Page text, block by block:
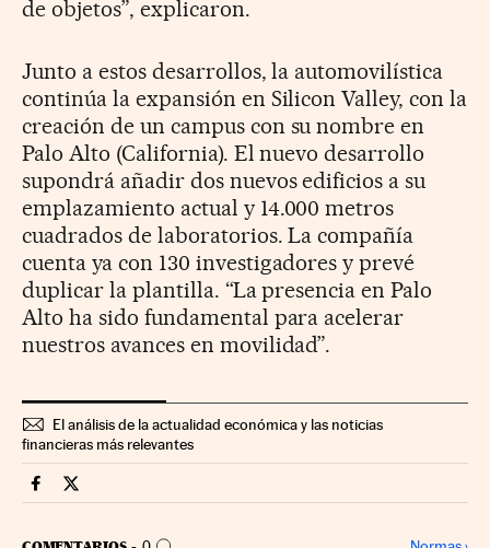
de objetos”, explicaron.
Junto a estos desarrollos, la automovilística
continúa la expansión en Silicon Valley, con la
creación de un campus con su nombre en
Palo Alto (California). El nuevo desarrollo
supondrá añadir dos nuevos edificios a su
emplazamiento actual y 14.000 metros
cuadrados de laboratorios. La compañía
cuenta ya con 130 investigadores y prevé
duplicar la plantilla. “La presencia en Palo
Alto ha sido fundamental para acelerar
nuestros avances en movilidad”.
El análisis de la actualidad económica y las noticias
financieras más relevantes
Companias Cinco Días en Facebook
Companias Cinco Días en Twitter